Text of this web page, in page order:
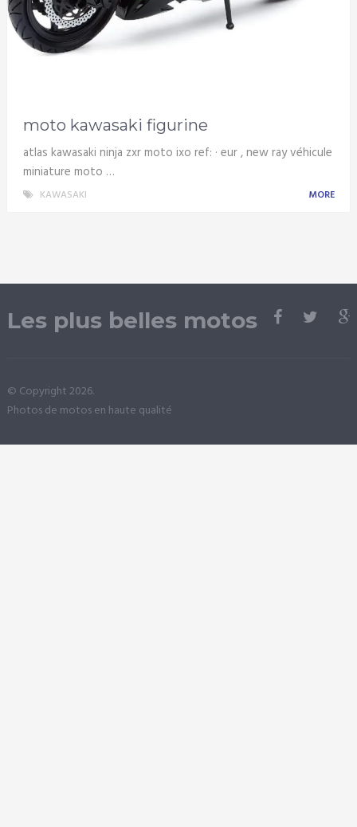
moto kawasaki figurine
atlas kawasaki ninja zxr moto ixo ref: · eur , new ray véhicule
miniature moto …
KAWASAKI MORE
Les plus belles motos
© Copyright 2026.
Photos de motos en haute qualité